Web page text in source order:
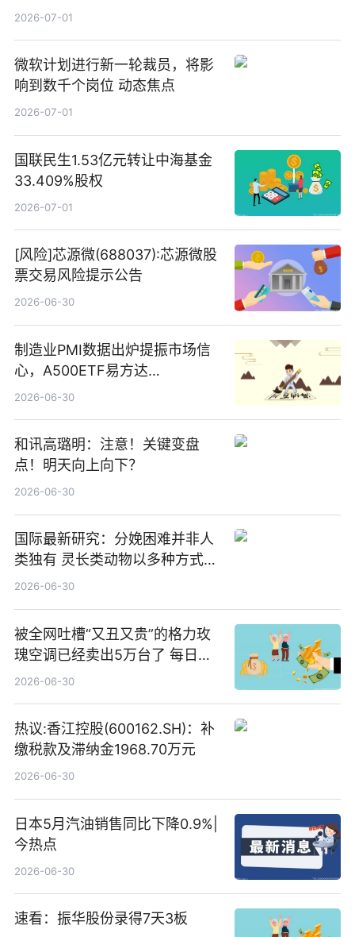
立讯精密、寒武纪、工业富联
2026-07-01
微软计划进行新一轮裁员，将影
响到数千个岗位 动态焦点
2026-07-01
国联民生1.53亿元转让中海基金
33.409%股权
2026-07-01
[风险]芯源微(688037):芯源微股
票交易风险提示公告
2026-06-30
制造业PMI数据出炉提振市场信
心，A500ETF易方达
（159361）昨日“吸金”1.7亿元-
2026-06-30
和讯高璐明：注意！关键变盘
点！明天向上向下？
2026-06-30
国际最新研究：分娩困难并非人
类独有 灵长类动物以多种方式演
化|最新消息
2026-06-30
被全网吐槽“又丑又贵”的格力玫
瑰空调已经卖出5万台了 每日热
文
2026-06-30
热议:香江控股(600162.SH)：补
缴税款及滞纳金1968.70万元
2026-06-30
日本5月汽油销售同比下降0.9%|
今热点
2026-06-30
速看：振华股份录得7天3板